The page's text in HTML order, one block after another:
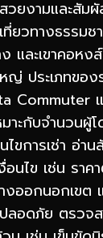
วยงามและสั
ยวทางธรรมช
และเขาคอห
ญ่ ประเภทขอ
Commuter
าะกับจำนวนผู้
ไขการเช่า อ่า
นไข เช่น ราค
งออกนอกเขต
ลอดภัย ตรวจ